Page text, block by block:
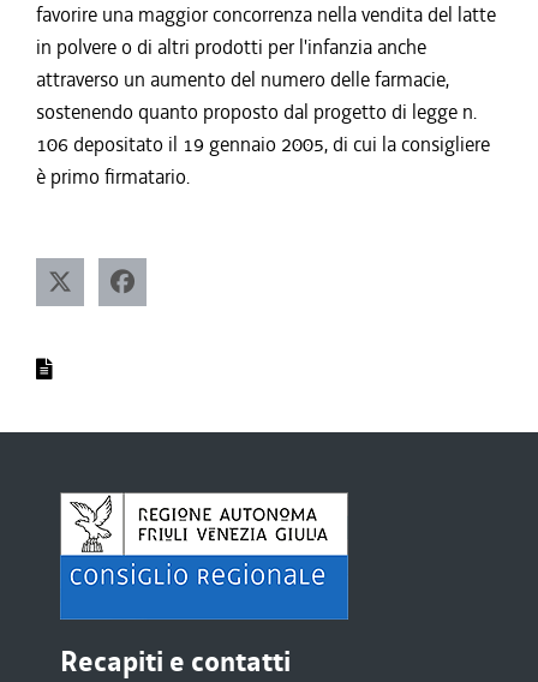
favorire una maggior concorrenza nella vendita del latte
in polvere o di altri prodotti per l'infanzia anche
attraverso un aumento del numero delle farmacie,
sostenendo quanto proposto dal progetto di legge n.
106 depositato il 19 gennaio 2005, di cui la consigliere
è primo firmatario.
Recapiti e contatti